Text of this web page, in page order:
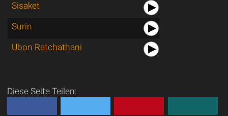
Sisaket
Surin
Ubon Ratchathani
Diese Seite Teilen: